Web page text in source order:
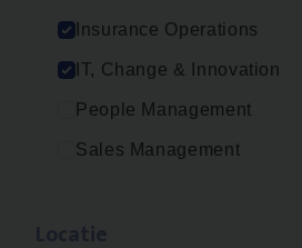
Insurance Operations
IT, Change & Innovation
People Management
Sales Management